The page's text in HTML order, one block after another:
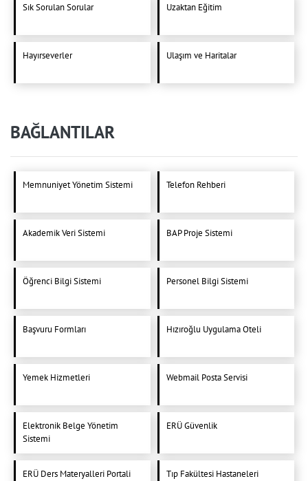
Sık Sorulan Sorular Uzaktan Eğitim
Hayırseverler Ulaşım ve Haritalar
BAĞLANTILAR
Memnuniyet Yönetim Sistemi Telefon Rehberi
Akademik Veri Sistemi BAP Proje Sistemi
Öğrenci Bilgi Sistemi Personel Bilgi Sistemi
Başvuru Formları Hızıroğlu Uygulama Oteli
Yemek Hizmetleri Webmail Posta Servisi
Elektronik Belge Yönetim
Sistemi
ERÜ Güvenlik
ERÜ Ders Materyalleri Portali Tıp Fakültesi Hastaneleri